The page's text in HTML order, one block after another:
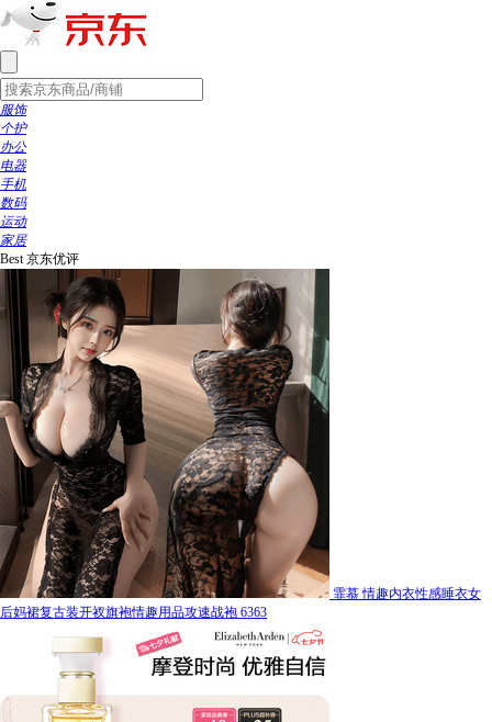
服饰
个护
办公
电器
手机
数码
运动
家居
Best 京东优评
霏慕 情趣内衣性感睡衣女
后妈裙复古装开衩旗袍情趣用品攻速战袍 6363